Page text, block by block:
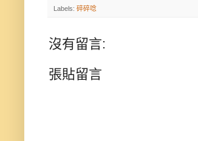
Labels: 碎碎唸
沒有留言:
張貼留言